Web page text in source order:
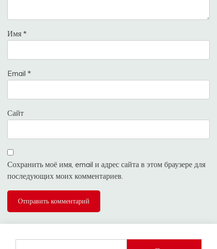
Имя *
Email *
Сайт
Сохранить моё имя, email и адрес сайта в этом браузере для
последующих моих комментариев.